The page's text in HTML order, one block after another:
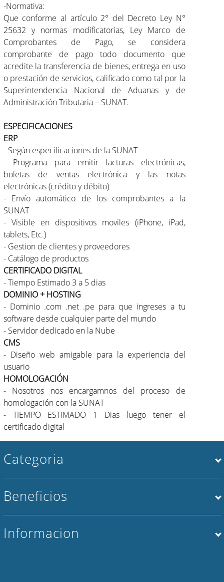
-Normativa:
Que conforme al artículo 2° del Decreto Ley N°
25632 y normas modificatorias, Ley Marco de
Comprobantes de Pago, se considera
comprobante de pago todo documento que
acredite la transferencia de bienes, entrega en uso
o prestación de servicios, calificado como tal por la
Superintendencia Nacional de Aduanas y de
Administración Tributaria – SUNAT.
ESPECIFICACIONES
ERP
- Según especificaciones de la SUNAT
- Programa para emitir facturas electrónicas,
boletas de ventas electrónica y las notas
electrónicas (crédito y débito)
- Envío automático de los comprobantes a la
SUNAT
- Visible en dispositivos moviles (iPhone, iPad,
tablets, Etc.)
- Gestion de clientes y proveedores
- Catálogo de productos
CERTIFICADO DIGITAL
- Tiempo Estimado 3 a 5 dias
DOMINIO + HOSTING
- Dominio .com .net .pe para que ingreses a tu
software desde cualquier parte del mundo
- Servidor dedicado en la Nube
CMS
- Diseño web amigable para la experiencia del
usuario
HOMOLOGACIÓN
- Nosotros nos encargamnos del proceso de
homologación con la SUNAT
- TIEMPO ESTIMADO 1 Dias luego tener el
certificado digital
Categoria
Beneficios
Informacion